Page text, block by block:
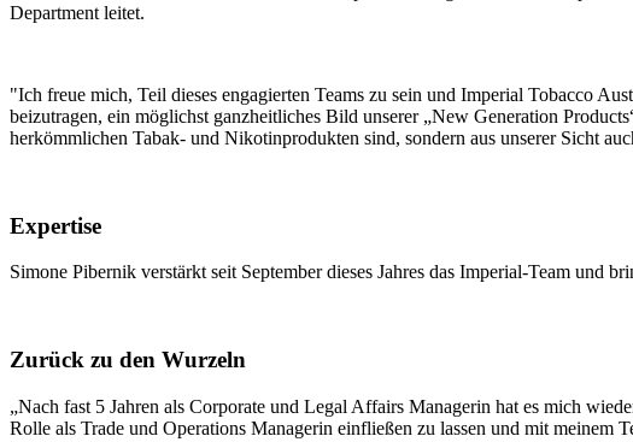
Department leitet.
"Ich freue mich, Teil dieses engagierten Teams zu sein und Imperial Tobacco
beizutragen, ein möglichst ganzheitliches Bild unserer „New Generation
herkömmlichen Tabak- und Nikotinprodukten sind, sondern aus unserer Sicht
Expertise
Simone Pibernik verstärkt seit September dieses Jahres das Imperial-Team und
Zurück zu den Wurzeln
„Nach fast 5 Jahren als Corporate und Legal Affairs Managerin hat es mich
Rolle als Trade und Operations Managerin einfließen zu lassen und mit meinem